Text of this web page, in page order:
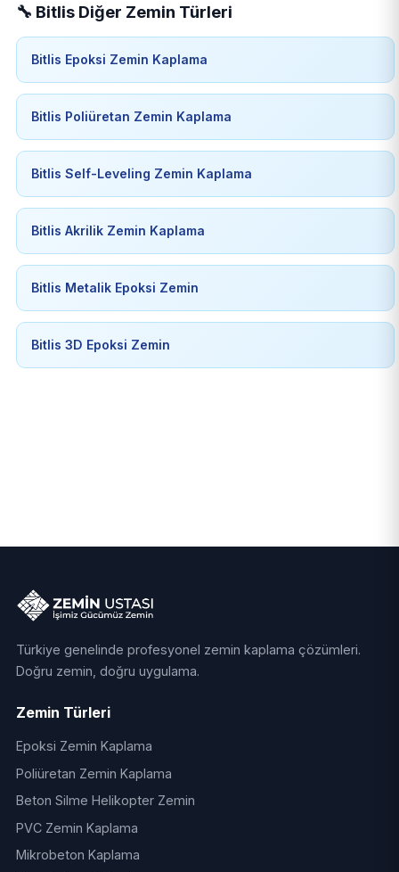
🔧 Bitlis Diğer Zemin Türleri
Bitlis Epoksi Zemin Kaplama
Bitlis Poliüretan Zemin Kaplama
Bitlis Self-Leveling Zemin Kaplama
Bitlis Akrilik Zemin Kaplama
Bitlis Metalik Epoksi Zemin
Bitlis 3D Epoksi Zemin
Türkiye genelinde profesyonel zemin kaplama çözümleri.
Doğru zemin, doğru uygulama.
Zemin Türleri
Epoksi Zemin Kaplama
Poliüretan Zemin Kaplama
Beton Silme Helikopter Zemin
PVC Zemin Kaplama
Mikrobeton Kaplama